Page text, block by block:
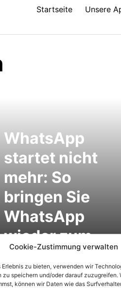
Startseite Unsere
WhatsApp
startet nicht
mehr: So
bringen Sie
WhatsApp
wieder zum
laufen
Cookie-Zustimmung verwalten
Erlebnis zu bieten, verwenden wir
zu speichern und/oder darauf zuzugreifen.
können wir Daten wie das